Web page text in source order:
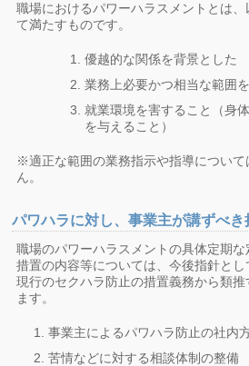
職場におけるパワーハラスメントとは
て満たすものです。
優越的な関係を背景とした
業務上必要かつ相当な範囲
就業環境を害すること（身
を与えること）
※適正な範囲の業務指示や指導につい
ん。
パワハラに対し、事業主が講ずべき
職場のパワーハラスメントの具体定期
措置の内容等については、今後指針とし
現行のセクハラ防止の措置義務から類
ます。
事業主によるパワハラ防止の社内
苦情などに対する相談体制の整備